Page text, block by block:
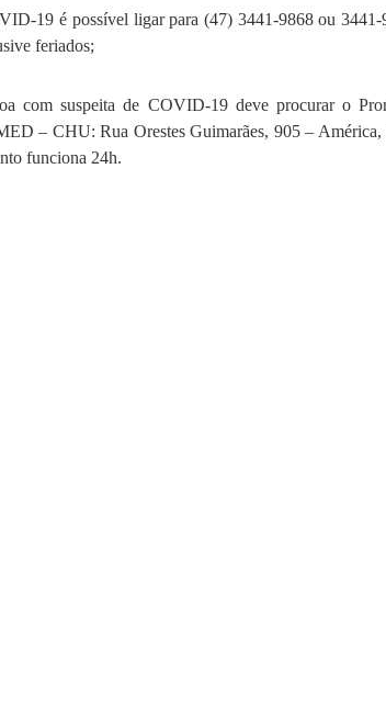
19 é possível ligar para (47) 3441-9868 ou 3441-
feriados;
com suspeita de COVID-19 deve procurar o
– CHU: Rua Orestes Guimarães, 905 –
funciona 24h.